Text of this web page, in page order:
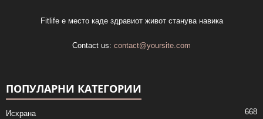
Fitlife е место каде здравиот живот станува навика
Contact us: contact@yoursite.com
ПОПУЛАРНИ КАТЕГОРИИ
Исхрана 668